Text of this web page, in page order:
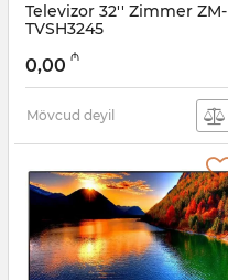
Televizor 32'' Zimmer ZM-
TVSH3245
12011241
0,00 ₼
Mövcud deyil